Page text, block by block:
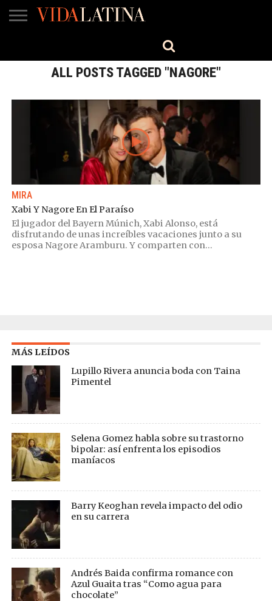
TV
ALL POSTS TAGGED "NAGORE"
MIRA
Xabi Y Nagore En El Paraíso
El jugador del Bayern Múnich, Xabi Alonso, está
disfrutando de unas increíbles vacaciones junto a su
esposa Nagore Aramburu. Y comparten con...
MÁS LEÍDOS
Lupillo Rivera anuncia boda con Taina
Pimentel
Selena Gomez habla sobre su trastorno
bipolar: así enfrenta los episodios
maníacos
Barry Keoghan revela impacto del odio
en su carrera
Andrés Baida confirma romance con
Azul Guaita tras “Como agua para
chocolate”